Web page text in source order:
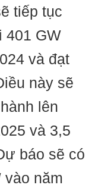
tiếp tục
401 GW
và đạt
này sẽ
lên
và 3,5
báo sẽ có
vào năm